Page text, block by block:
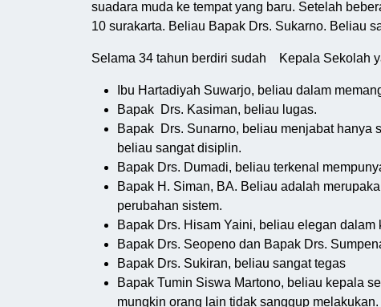
suadara muda ke tempat yang baru. Setelah
10 surakarta. Beliau Bapak Drs. Sukarno. Beliau
Selama 34 tahun berdiri sudah Kepala Sekolah
Ibu Hartadiyah Suwarjo, beliau dalam
Bapak Drs. Kasiman, beliau lugas.
Bapak Drs. Sunarno, beliau menjabat hanya
beliau sangat disiplin.
Bapak Drs. Dumadi, beliau terkenal
Bapak H. Siman, BA. Beliau adalah
perubahan sistem.
Bapak Drs. Hisam Yaini, beliau elegan dalam
Bapak Drs. Seopeno dan Bapak Drs.
Bapak Drs. Sukiran, beliau sangat tegas
Bapak Tumin Siswa Martono, beliau kepala
mungkin orang lain tidak sanggup